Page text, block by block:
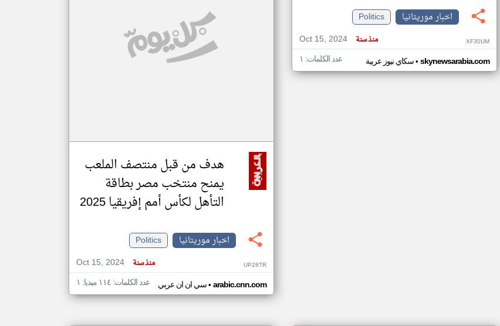
مصادر الأخبار من موريتانيا
اخبار موريتانيا
Politics
Oct 15, 2024
منذ سنة XF30UM
سكاي نيوز عربية• skynewsarabia.com عدد الكلمات: ١
هدف من قبل منتصف الملعب
يمنح منتخب مصر بطاقة
التأهل لكأس أمم إفريقيا 2025
اخبار موريتانيا
Politics
Oct 15, 2024
منذ سنة UP28TR
سي ان ان عربي• arabic.cnn.com عدد الكلمات: ١١٤ ميديا: ١